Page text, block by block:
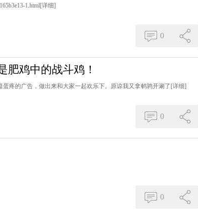
1.html[详细]
0
肥鸡中的战斗鸡！
疼的广告，做出来和大家一起欢乐下。原谅我又拿鹌鹑开涮了 [详细]
0
0